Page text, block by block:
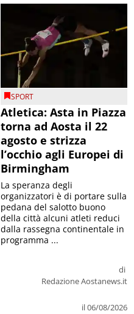
SPORT
Atletica: Asta in Piazza
torna ad Aosta il 22
agosto e strizza
l’occhio agli Europei di
Birmingham
di
Redazione Aostanews.it
il 06/08/2026
La speranza degli
organizzatori è di portare sulla
pedana del salotto buono
della città alcuni atleti reduci
dalla rassegna continentale in
programma ...